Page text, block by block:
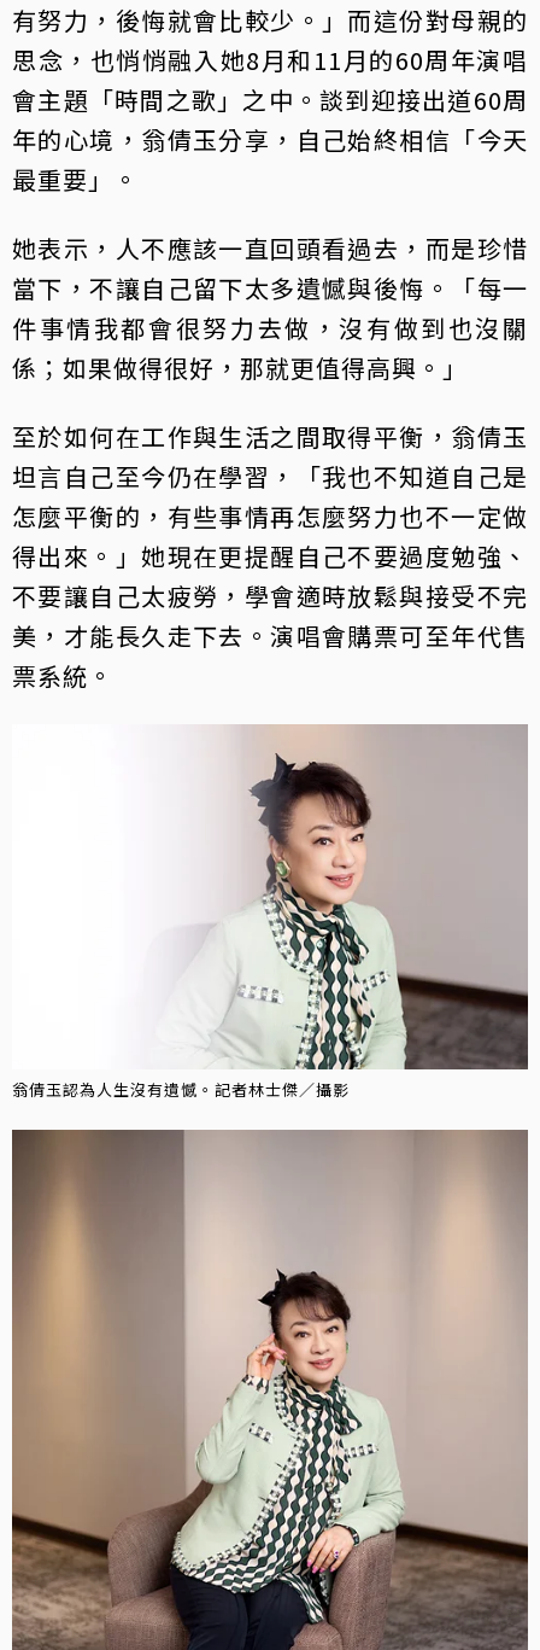
有努力，後悔就會比較少。」而這份對母親的
思念，也悄悄融入她8月和11月的60周年演唱
會主題「時間之歌」之中。談到迎接出道60周
年的心境，翁倩玉分享，自己始終相信「今天
最重要」。
她表示，人不應該一直回頭看過去，而是珍惜
當下，不讓自己留下太多遺憾與後悔。「每一
件事情我都會很努力去做，沒有做到也沒關
係；如果做得很好，那就更值得高興。」
至於如何在工作與生活之間取得平衡，翁倩玉
坦言自己至今仍在學習，「我也不知道自己是
怎麼平衡的，有些事情再怎麼努力也不一定做
得出來。」她現在更提醒自己不要過度勉強、
不要讓自己太疲勞，學會適時放鬆與接受不完
美，才能長久走下去。演唱會購票可至年代售
票系統。
翁倩玉認為人生沒有遺憾。記者林士傑／攝影